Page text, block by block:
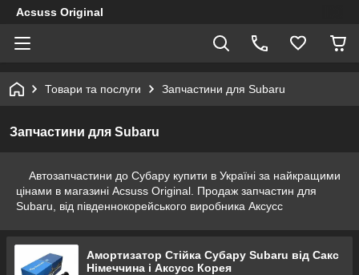
Acsuss Original
Товари та послуги Запчастини для Subaru
Запчастини для Subaru
Автозапчастини до Субару купити в Україні за найкращими
цінами в магазині Acsuss Original. Продаж запчастин для
Subaru, від південнокорейського виробника Аксусс
Амортизатор Стійка Субару Subaru від Сакс
Німеччина і Аксусс Корея